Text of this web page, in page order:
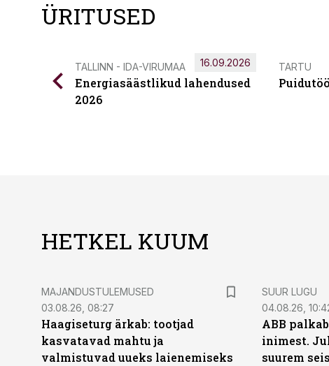
ÜRITUSED
TALLINN - IDA-VIRUMAA
Energiasäästlikud lahendused
2026
16.09.2026 TARTU
HETKEL KUUM
MAJANDUSTULEMUSED
03.08.26, 08:27
Haagiseturg ärkab: tootjad
kasvatavad mahtu ja
valmistuvad uueks laienemiseks
SUUR LUGU
04.08.26,
ABB
inimest.
suurem